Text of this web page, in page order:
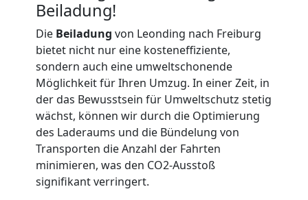
Beiladung!
Die Beiladung von Leonding nach Freiburg
bietet nicht nur eine kosteneffiziente,
sondern auch eine umweltschonende
Möglichkeit für Ihren Umzug. In einer Zeit, in
der das Bewusstsein für Umweltschutz stetig
wächst, können wir durch die Optimierung
des Laderaums und die Bündelung von
Transporten die Anzahl der Fahrten
minimieren, was den CO2-Ausstoß
signifikant verringert.
LKW
Möbellift
Leonding
Übersiedlung
Leonding